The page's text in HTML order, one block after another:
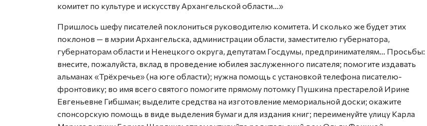
комитет по культуре и искусст­ву Архангельской области…»
Пришлось шефу писателей поклониться руководителю комитета. И сколько же будет этих
поклонов — в мэрии Архангельска, администрации области, заместителю губернатора,
губернаторам области и Ненецкого округа, депутатам Госдумы, предпринимателям… Просьбы:
внесите, пожалуйста, вклад в проведение юбилея заслуженного писателя; помогите издавать
альманах «Трёхречье» (на юге области); нужна помощь с установкой телефона писателю-
фронтовику; во имя всего святого помогите прямому потомку Пушкина престарелой Ирине
Евгеньевне Гибшман; выделите средст­ва на изготовление мемориальной доски; окажите
спонсорскую помощь в виде выделения бумаги для издания книг; переименуйте улицу Карла